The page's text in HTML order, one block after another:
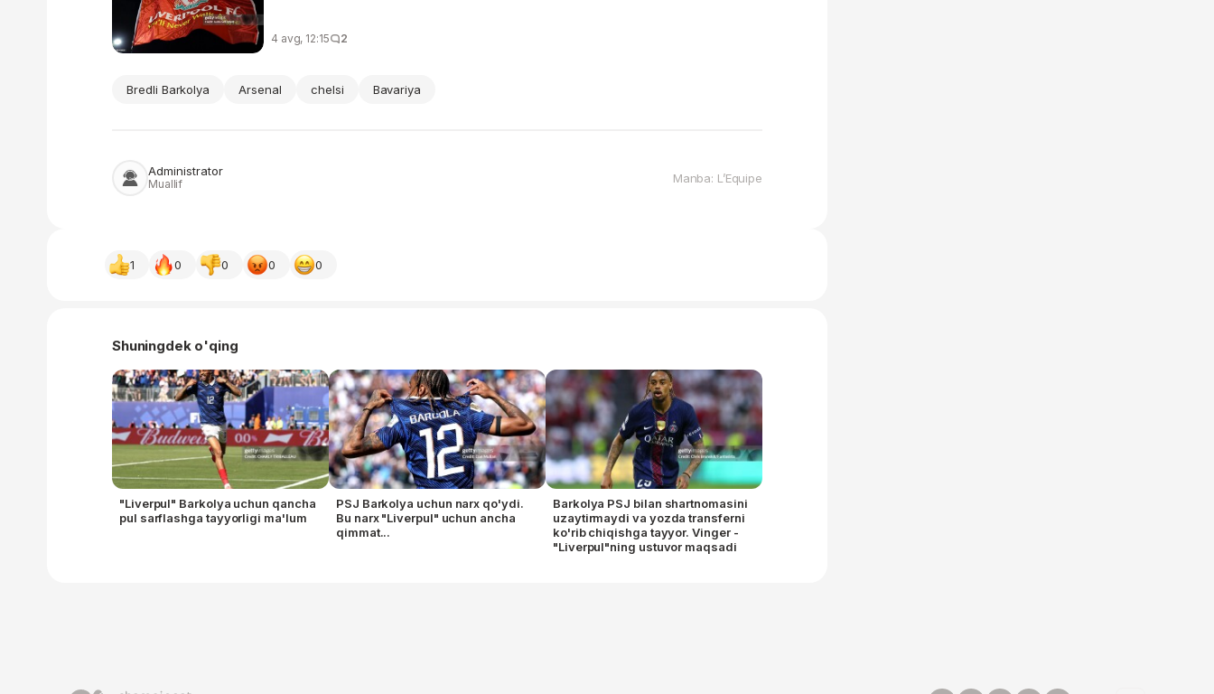
4 avg, 12:15 2
Bredli Barkolya Arsenal chelsi Bavariya
Administrator
Muallif Manba: L’Equipe
1 0 0 0 0
Shuningdek o'qing
"Liverpul" Barkolya uchun qancha
pul sarflashga tayyorligi ma'lum
PSJ Barkolya uchun narx qo'ydi.
Bu narx "Liverpul" uchun ancha
qimmat...
Barkolya PSJ bilan shartnomasini
uzaytirmaydi va yozda transferni
ko'rib chiqishga tayyor. Vinger -
"Liverpul"ning ustuvor maqsadi